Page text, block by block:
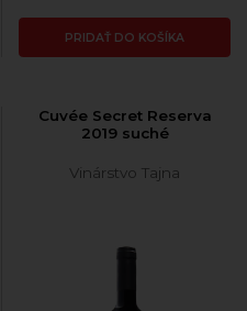
PRIDAŤ DO KOŠÍKA
Cuvée Secret Reserva
2019 suché
Vinárstvo Tajna